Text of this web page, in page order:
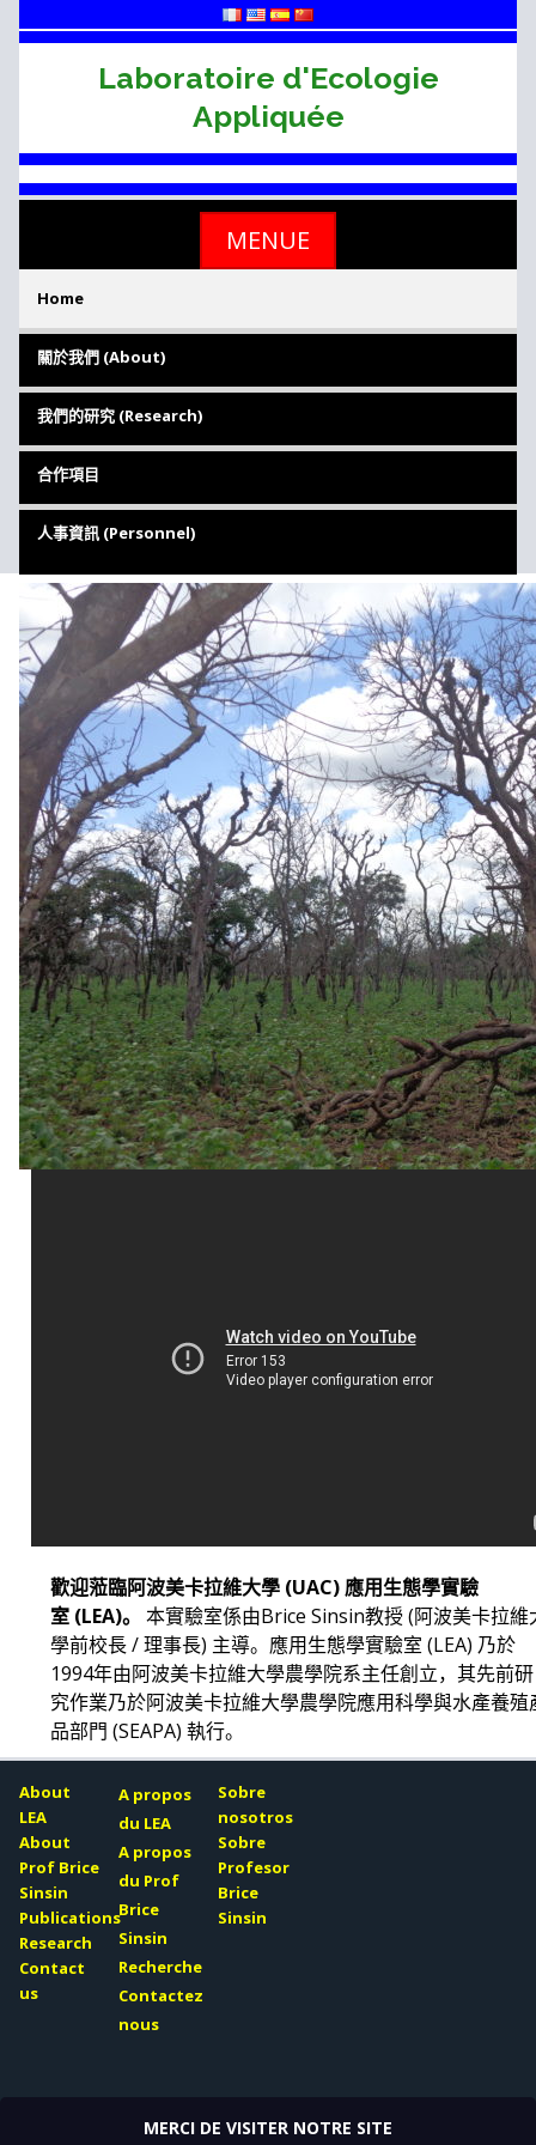
to
Laboratoire d'Ecologie
Appliquée
MENUE
Home
關於我們 (About)
我們的研究 (Research)
合作項目
人事資訊 (Personnel)
歡迎蒞臨阿波美卡拉維大學 (UAC) 應用生態學實驗
室 (LEA)。 本實驗室係由Brice Sinsin教授 (阿波美卡拉維
學前校長 / 理事長) 主導。應用生態學實驗室 (LEA) 乃於
1994年由阿波美卡拉維大學農學院系主任創立，其先前研
究作業乃於阿波美卡拉維大學農學院應用科學與水產養殖
品部門 (SEAPA) 執行。
應用生態學實驗室 (LEA) 設有兩個辦事處：一個位於醫學
展學院 (ISBA) 大樓一樓，另一個位於阿波美卡拉維大學
Cotonou校區展覽中心 (健康科學學院)。本實驗室具備數
電腦及印表機等電腦設備、多台種子保存冷藏設備、辦公
具以及天然資源與環境相關重要文件。
About
LEA
About
Prof Brice
Sinsin
Publications
Research
Contact
us
A propos
du LEA
A propos
du Prof
Brice
Sinsin
Recherche
Contactez
nous
Sobre
nosotros
Sobre
Profesor
Brice
Sinsin
MERCI DE VISITER NOTRE SITE